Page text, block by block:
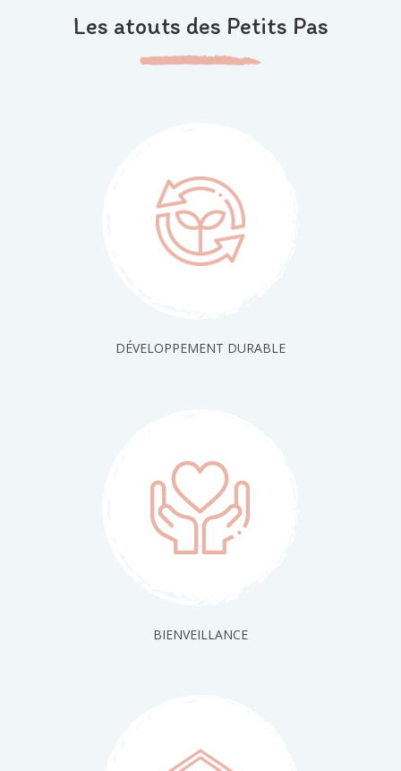
Les atouts des Petits Pas
DÉVELOPPEMENT DURABLE
BIENVEILLANCE